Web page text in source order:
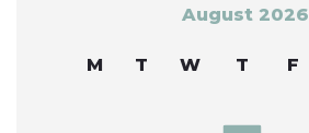
August 2026
M T W T F